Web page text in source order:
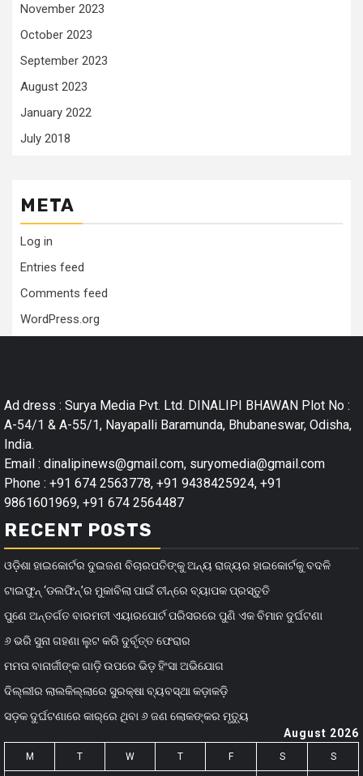
November 2023
October 2023
September 2023
August 2023
January 2022
July 2018
META
Log in
Entries feed
Comments feed
WordPress.org
Ad dress : Surya Media Pvt. Ltd. DINALIPI BHAWAN Plot No :
A-54/1 & A-55/1, Nayapalli Baramunda, Bhubaneswar, Odisha,
India.
Email : dinalipinews@gmail.com, suryomedia@gmail.com
Phone : +91 674 2563778, +91 9438425924, +91
9861601969, +91 674 2564487
RECENT POSTS
ଓଡ଼ିଶା ହାଇକୋର୍ଟର ଦୁଇଜଣ ବିଚାରପତିଙ୍କୁ ଅନ୍ୟ ରାଜ୍ୟର ହାଇକୋର୍ଟକୁ ବଦଳି
ଟାଇଫୁନ୍ ‘ଡଲଫିନ୍’ର ମୁକାବିଲା ପାଇଁ ଚୀନ୍‌ରେ ବ୍ୟାପକ ପ୍ରସ୍ତୁତି
ପୁଣେ ଅନ୍ତର୍ଗତ ବାରମତୀ ଏୟାରପୋର୍ଟ ପରିସରରେ ପୁଣି ଏକ ବିମାନ ଦୁର୍ଘଟଣା
୬ ଭରି ସୁନା ଗହଣା ଲୁଟ କରି ଦୁର୍ବୃତ୍ତ ଫେରାର
ମମତା ବାନାର୍ଜୀଙ୍କ ଗାଡ଼ି ଉପରେ ଭିଡ଼ ହିଂସା ଅଭିଯୋଗ
ଦିଲ୍ଲୀର ଲାଲକିଲ୍ଲାରେ ସୁରକ୍ଷା ବ୍ୟବସ୍ଥା କଡ଼ାକଡ଼ି
ସଡ଼କ ଦୁର୍ଘଟଣାରେ କାର୍‌ରେ ଥିବା ୬ ଜଣ ଲୋକଙ୍କର ମୃତ୍ୟୁ
August 2026
M T W T F S S